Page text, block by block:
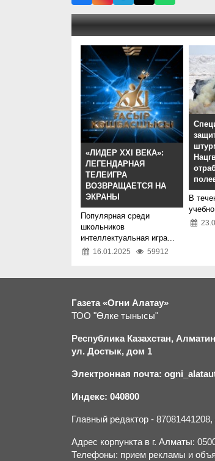
«ЛИДЕР XXI ВЕКА»:
ЛЕГЕНДАРНАЯ
ТЕЛЕИГРА
ВОЗВРАЩАЕТСЯ НА
ЭКРАНЫ
Популярная среди
школьников
интеллектуальная игра...
16.01.2025 59912
В
Газета «Огни Алатау»
ТОО "Өлке тынысы"
Республика Казахстан,
ул. Достык, дом 1
Электронная почта:
Индекс: 040800
Главный редактор -
Адрес корпункта в г. Алматы:
Телефоны: прием рекламы и